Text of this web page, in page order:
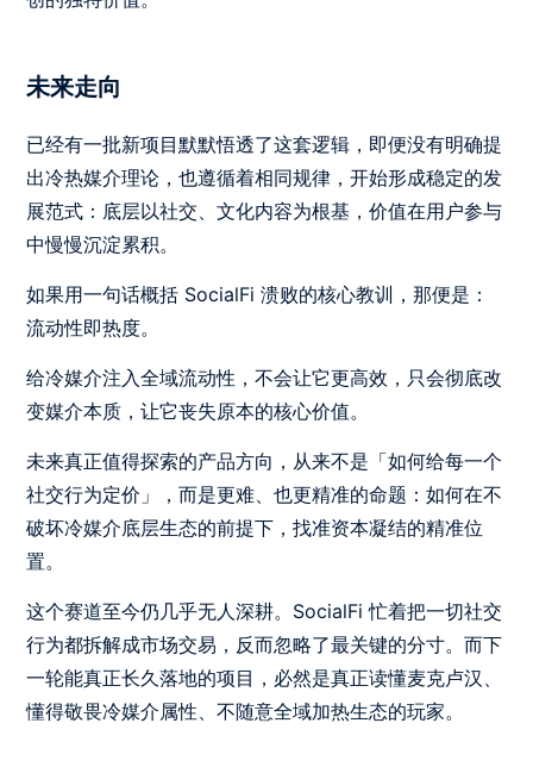
未来走向
已经有一批新项目默默悟透了这套逻辑，即便没有明确提
出冷热媒介理论，也遵循着相同规律，开始形成稳定的发
展范式：底层以社交、文化内容为根基，价值在用户参与
中慢慢沉淀累积。
如果用一句话概括 SocialFi 溃败的核心教训，那便是：
流动性即热度。
给冷媒介注入全域流动性，不会让它更高效，只会彻底改
变媒介本质，让它丧失原本的核心价值。
未来真正值得探索的产品方向，从来不是「如何给每一个
社交行为定价」，而是更难、也更精准的命题：如何在不
破坏冷媒介底层生态的前提下，找准资本凝结的精准位
置。
这个赛道至今仍几乎无人深耕。SocialFi 忙着把一切社交
行为都拆解成市场交易，反而忽略了最关键的分寸。而下
一轮能真正长久落地的项目，必然是真正读懂麦克卢汉、
懂得敬畏冷媒介属性、不随意全域加热生态的玩家。